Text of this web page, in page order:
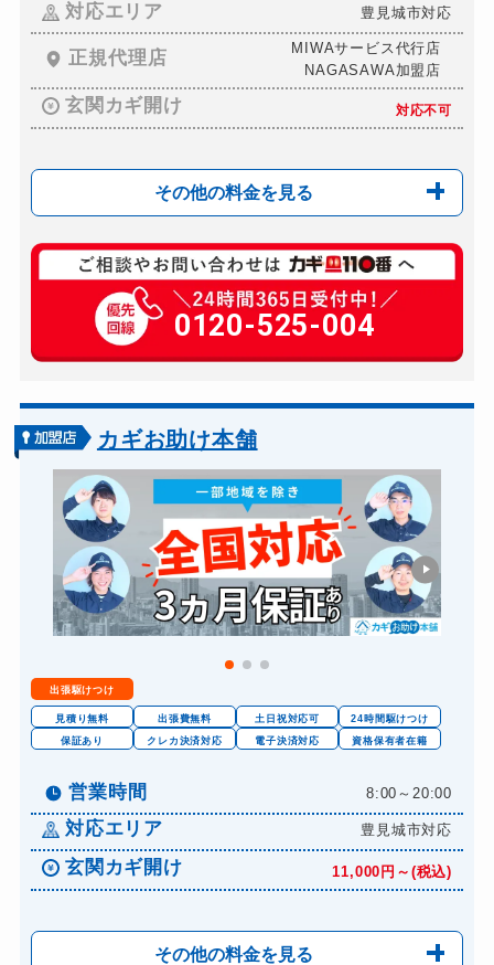
対応エリア 豊見城市対応
正規代理店
MIWAサービス代行店
NAGASAWA加盟店
玄関カギ開け 対応不可
その他の料金を見る
玄関カギ複製 550円(税込)～
玄関カギ修理 別途お見積り
玄関カギ交換 別途お見積り
バイクカギ開け
バイクカギ作成 要確認
スーツケースカギ開け 要確認
金庫カギ開け 要確認
ロッカーカギ開け 要確認
0120-525-004
カギお助け本舗
出張駆けつけ
見積り無料 出張費無料 土日祝対応可
24時間駆けつけ
保証あり
クレカ決済対応 電子決済対応 資格保有者在籍
営業時間 8:00～20:00
対応エリア 豊見城市対応
玄関カギ開け 11,000円～(税込)
その他の料金を見る